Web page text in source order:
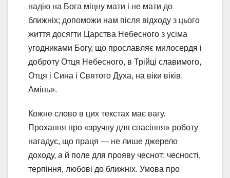
надію на Бога міцну мати і не мати до
ближніх; допоможи нам після відходу з цього
життя досягти Царства Небесного з усіма
угодниками Богу, що прославляє милосердя і
доброту Отця Небесного, в Трійці славимого,
Отця і Сина і Святого Духа, на віки віків.
Амінь».
Кожне слово в цих текстах має вагу.
Прохання про «зручну для спасіння» роботу
нагадує, що праця — не лише джерело
доходу, а й поле для прояву чеснот: чесності,
терпіння, любові до ближніх. Умова про